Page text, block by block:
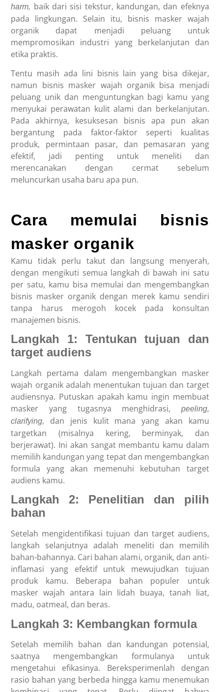
harm, baik dari sisi tekstur, kandungan, dan efeknya
pada lingkungan. Selain itu, bisnis masker wajah
organik dapat menjadi peluang untuk
mempromosikan industri yang berkelanjutan dan
etika praktis.
Tentu masih ada lini bisnis lain yang bisa dikejar,
namun bisnis masker wajah organik bisa menjadi
peluang unik dan menguntungkan bagi kamu yang
menyukai perawatan kulit alami dan berkelanjutan.
Pada akhirnya, kesuksesan bisnis apa pun akan
bergantung pada faktor-faktor seperti kualitas
produk, permintaan pasar, dan pemasaran yang
efektif, jadi penting untuk meneliti dan
merencanakan dengan cermat sebelum
meluncurkan usaha baru apa pun.
Cara memulai bisnis
masker organik
Kamu tidak perlu takut dan langsung menyerah,
dengan mengikuti semua langkah di bawah ini satu
per satu, kamu bisa memulai dan mengembangkan
bisnis masker organik dengan merek kamu sendiri
tanpa harus merogoh kocek pada konsultan
manajemen bisnis.
Langkah 1: Tentukan tujuan dan
target audiens
Langkah pertama dalam mengembangkan masker
wajah organik adalah menentukan tujuan dan target
audiensnya. Putuskan apakah kamu ingin membuat
masker yang tugasnya menghidrasi,
peeling,
clarifying, dan jenis kulit mana yang akan kamu
targetkan (misalnya kering, berminyak, dan
berjerawat). Ini akan sangat membantu kamu dalam
memilih kandungan yang tepat dan mengembangkan
formula yang akan memenuhi kebutuhan target
audiens kamu.
Langkah 2: Penelitian dan pilih
bahan
Setelah mengidentifikasi tujuan dan target audiens,
langkah selanjutnya adalah meneliti dan memilih
bahan-bahannya. Cari bahan alami, organik, dan anti-
inflamasi yang efektif untuk mewujudkan tujuan
produk kamu. Beberapa bahan populer untuk
masker wajah antara lain lidah buaya, tanah liat,
madu, oatmeal, dan beras.
Langkah 3: Kembangkan formula
Setelah memilih bahan dan kandungan potensial,
saatnya mengembangkan formulanya untuk
mengetahui efikasinya. Bereksperimenlah dengan
rasio bahan yang berbeda hingga kamu menemukan